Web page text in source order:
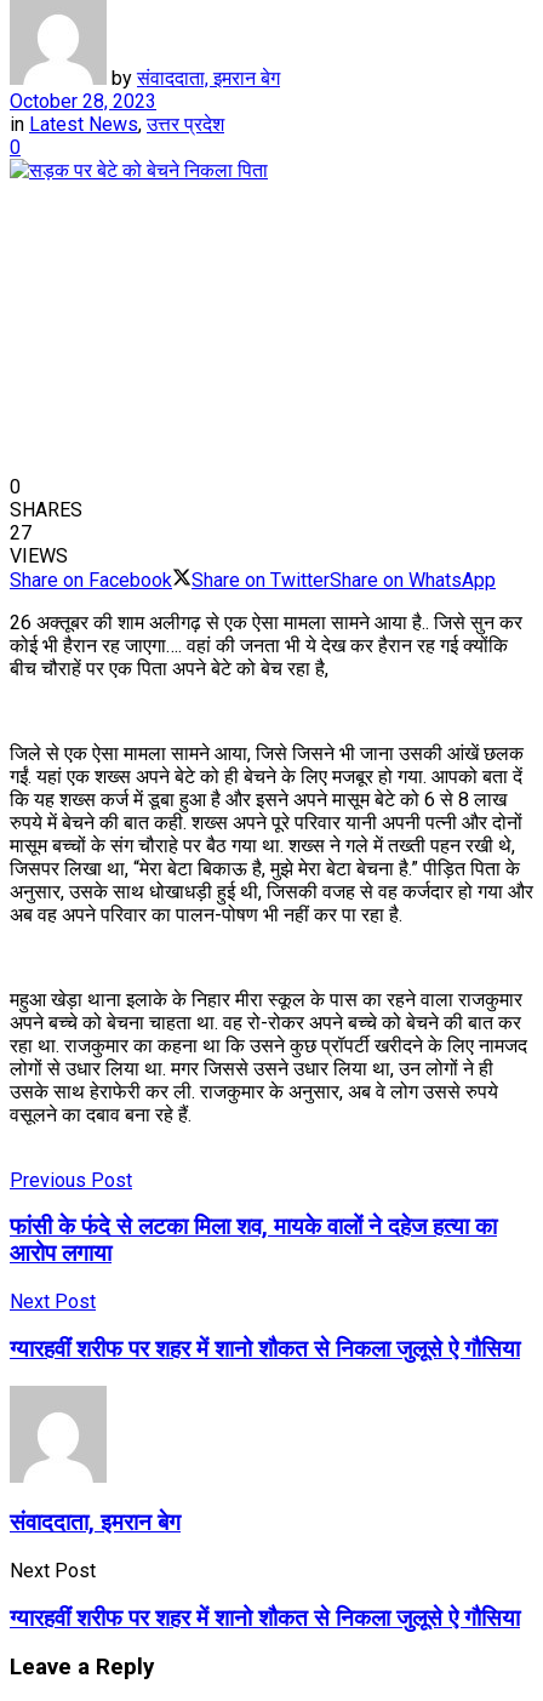
by संवाददाता, इमरान बेग
October 28, 2023
in Latest News,उत्तर प्रदेश
0
0
SHARES
27
VIEWS
Share on Facebook
Share on TwitterShare on WhatsApp
26 अक्तूबर की शाम अलीगढ़ से एक ऐसा मामला सामने आया है.. जिसे सुन कर
कोई भी हैरान रह जाएगा…. वहां की जनता भी ये देख कर हैरान रह गई क्योंकि
बीच चौराहें पर एक पिता अपने बेटे को बेच रहा है,
जिले से एक ऐसा मामला सामने आया, जिसे जिसने भी जाना उसकी आंखें छलक
गईं. यहां एक शख्स अपने बेटे को ही बेचने के लिए मजबूर हो गया. आपको बता दें
कि यह शख्स कर्ज में डूबा हुआ है और इसने अपने मासूम बेटे को 6 से 8 लाख
रुपये में बेचने की बात कही. शख्स अपने पूरे परिवार यानी अपनी पत्नी और दोनों
मासूम बच्चों के संग चौराहे पर बैठ गया था. शख्स ने गले में तख्ती पहन रखी थे,
जिसपर लिखा था, “मेरा बेटा बिकाऊ है, मुझे मेरा बेटा बेचना है.” पीड़ित पिता के
अनुसार, उसके साथ धोखाधड़ी हुई थी, जिसकी वजह से वह कर्जदार हो गया और
अब वह अपने परिवार का पालन-पोषण भी नहीं कर पा रहा है.
महुआ खेड़ा थाना इलाके के निहार मीरा स्कूल के पास का रहने वाला राजकुमार
अपने बच्चे को बेचना चाहता था. वह रो-रोकर अपने बच्चे को बेचने की बात कर
रहा था. राजकुमार का कहना था कि उसने कुछ प्रॉपर्टी खरीदने के लिए नामजद
लोगों से उधार लिया था. मगर जिससे उसने उधार लिया था, उन लोगों ने ही
उसके साथ हेराफेरी कर ली. राजकुमार के अनुसार, अब वे लोग उससे रुपये
वसूलने का दबाव बना रहे हैं.
Previous Post
फांसी के फंदे से लटका मिला शव, मायके वालों ने दहेज हत्या का
आरोप लगाया
Next Post
ग्यारहवीं शरीफ पर शहर में शानो शौकत से निकला जुलूसे ऐ गौसिया
संवाददाता, इमरान बेग
Next Post
ग्यारहवीं शरीफ पर शहर में शानो शौकत से निकला जुलूसे ऐ गौसिया
Leave a Reply